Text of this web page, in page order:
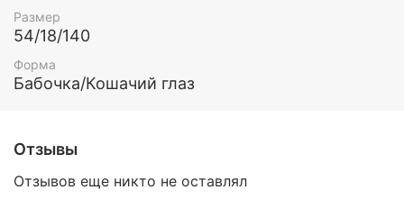
Размер
54/18/140
Форма
Бабочка/Кошачий глаз
Отзывы
Отзывов еще никто не оставлял